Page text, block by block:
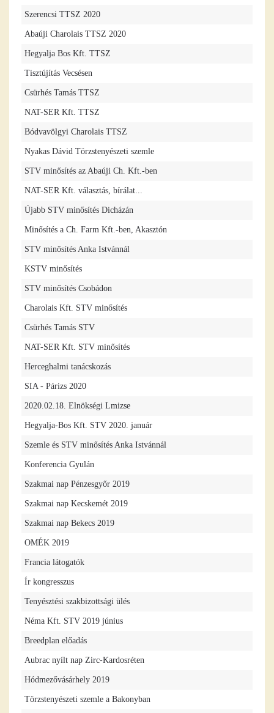
Szerencsi TTSZ 2020
Abaúji Charolais TTSZ 2020
Hegyalja Bos Kft. TTSZ
Tisztújítás Vecsésen
Csürhés Tamás TTSZ
NAT-SER Kft. TTSZ
Bódvavölgyi Charolais TTSZ
Nyakas Dávid Törzstenyészeti szemle
STV minősítés az Abaúji Ch. Kft.-ben
NAT-SER Kft. választás, bírálat...
Újabb STV minősítés Dicházán
Minősítés a Ch. Farm Kft.-ben, Akasztón
STV minősítés Anka Istvánnál
KSTV minősítés
STV minősítés Csobádon
Charolais Kft. STV minősítés
Csürhés Tamás STV
NAT-SER Kft. STV minősítés
Herceghalmi tanácskozás
SIA - Párizs 2020
2020.02.18. Elnökségi Lmizse
Hegyalja-Bos Kft. STV 2020. január
Szemle és STV minősítés Anka Istvánnál
Konferencia Gyulán
Szakmai nap Pénzesgyőr 2019
Szakmai nap Kecskemét 2019
Szakmai nap Bekecs 2019
OMÉK 2019
Francia látogatók
Ír kongresszus
Tenyésztési szakbizottsági ülés
Néma Kft. STV 2019 június
Breedplan előadás
Aubrac nyílt nap Zirc-Kardosréten
Hódmezővásárhely 2019
Törzstenyészeti szemle a Bakonyban